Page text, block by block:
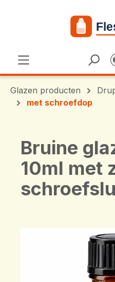
Glazen producten
met schroefdop
Bruine
10ml met